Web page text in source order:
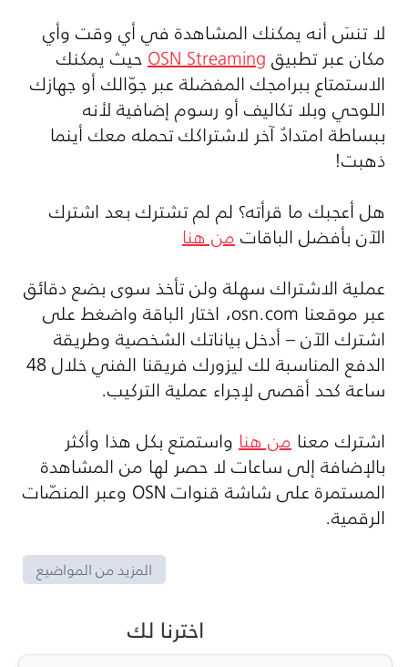
لا تنسَ أنه يمكنك المشاهدة في أي وقت وأي
مكان عبر تطبيقOSN Streamingحيث يمكنك
الاستمتاع ببرامجك المفضلة عبر جوّالك أو جهازك
اللوحي وبلا تكاليف أو رسوم إضافية لأنه
ببساطة امتدادٌ آخر لاشتراكك تحمله معك أينما
ذهبت!
هل أعجبك ما قرأته؟ لم لم تشترك بعد اشترك
الآن بأفضل الباقاتمن هنا
عملية الاشتراك سهلة ولن تأخذ سوى بضع دقائق
عبر موقعنا osn.com، اختار الباقة واضغط على
اشترك الآن – أدخل بياناتك الشخصية وطريقة
الدفع المناسبة لك ليزورك فريقنا الفني خلال 48
ساعة كحد أقصى لإجراء عملية التركيب.
اشترك معنا من هناواستمتع بكل هذا وأكثر
بالإضافة إلى ساعات لا حصر لها من المشاهدة
المستمرة على شاشة قنواتOSN وعبر المنصّات
الرقمية.
المزيد من المواضيع
اخترنا لك